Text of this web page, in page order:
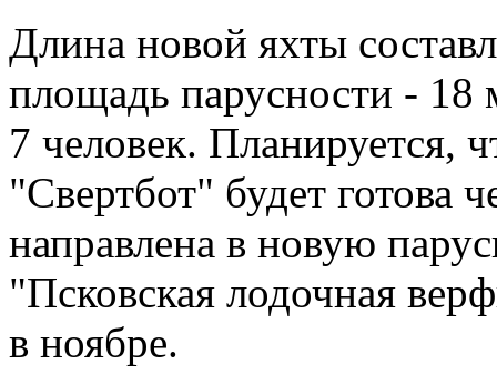
Длина новой яхты
площадь парусности - 18
7 человек. Планируется,
"Свертбот" будет готова
направлена в новую
"Псковская лодочная
в ноябре.